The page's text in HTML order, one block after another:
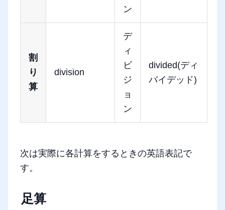
ン
割
り
算
division
デ
ィ
ビ
ジ
ョ
ン
divided(ディ
バイデッド)
次は実際に各計算をするときの英語表記で
す。
足算